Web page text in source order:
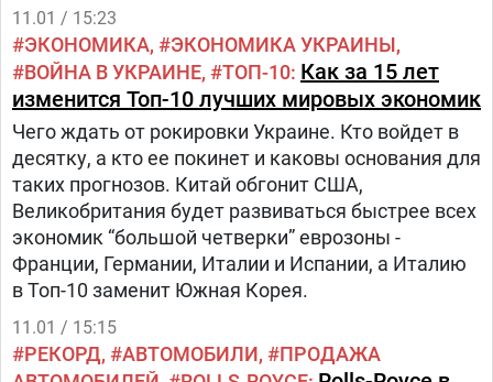
11.01 / 15:23
ЭКОНОМИКА
ЭКОНОМИКА УКРАИНЫ
ВОЙНА В УКРАИНЕ
ТОП-10 Как за 15 лет
изменится Топ-10 лучших мировых экономик
Чего ждать от рокировки Украине. Кто войдет в
десятку, а кто ее покинет и каковы основания для
таких прогнозов. Китай обгонит США,
Великобритания будет развиваться быстрее всех
экономик “большой четверки” еврозоны -
Франции, Германии, Италии и Испании, а Италию
в Топ-10 заменит Южная Корея.
11.01 / 15:15
РЕКОРД АВТОМОБИЛИ
ПРОДАЖА